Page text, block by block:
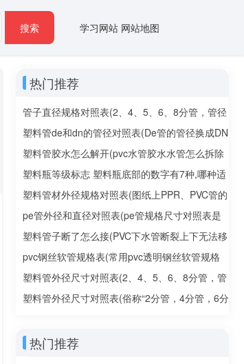
搜索 学习网站 网站地图
热门推荐
管子直径规格对照表(2、4、5、6、8分管，管径
分别是多少mm)
塑料管de和dn的管径对照表(De管的管径换成DN
管的管径该怎么换？De、DN是什么意思？)
塑料管胶水怎么解开(pvc水管胶水水管怎么拆除
利用的是什么原理)
塑料瓶等级标志 塑料瓶底部的数字有7种,哪种适
合长期作为水杯使用?
塑料管材外径规格对照表(图纸上PPR、PVC管的
管径应该怎么标注)
pe管外径和直径对照表(pe管规格尺寸对照表是
什么？)
塑料管子断了怎么接(PVC下水管断裂上下无法移
动，如何连接？)
pvc钢丝软管规格表(常用pvc透明钢丝软管规格
有哪些)
塑料管外径尺寸对照表(2、4、5、6、8分管，管
径分别是多少mm)
塑料管外径尺寸对照表(俗称“2分管，4分管，6分
热门推荐